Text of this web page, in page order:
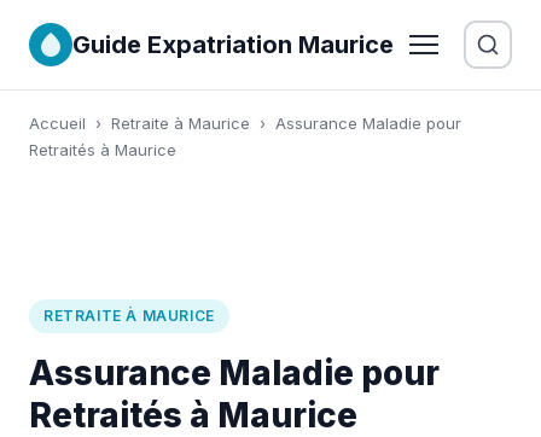
Guide Expatriation Maurice
Accueil › Retraite à Maurice ›
Assurance Maladie pour
Retraités à Maurice
RETRAITE À MAURICE
Assurance Maladie pour
Retraités à Maurice